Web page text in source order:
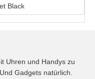
Black
Uhren und Handys zu
Gadgets natürlich.